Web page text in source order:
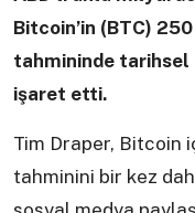
Bitcoin’in (BTC)
tahmininde tarihsel
işaret etti.
Tim Draper, Bitcoin
tahminini bir kez